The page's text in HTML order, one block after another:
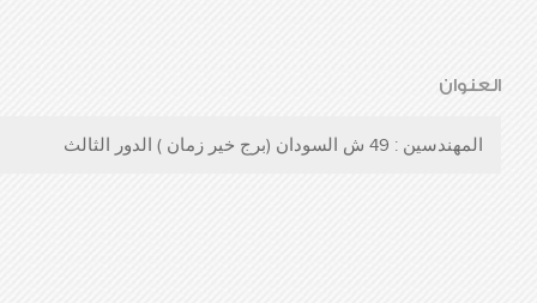
العنوان
المهندسين : 49 ش السودان (برج خير زمان ) الدور الثالث